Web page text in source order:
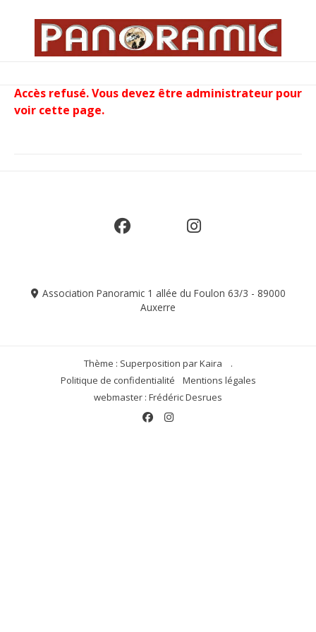
contenu
Accès refusé. Vous devez être administrateur pour
voir cette page.
Association Panoramic 1 allée du Foulon 63/3 - 89000
Auxerre
Thème : Superposition parKaira
.
Politique de confidentialité
Mentions légales
webmaster : Frédéric Desrues